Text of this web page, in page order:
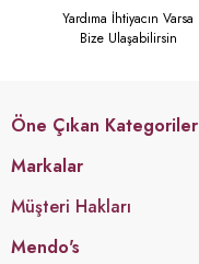
Yardıma İhtiyacın Varsa
Bize Ulaşabilirsin
Öne Çıkan Kategoriler
Markalar
Müşteri Hakları
Mendo's